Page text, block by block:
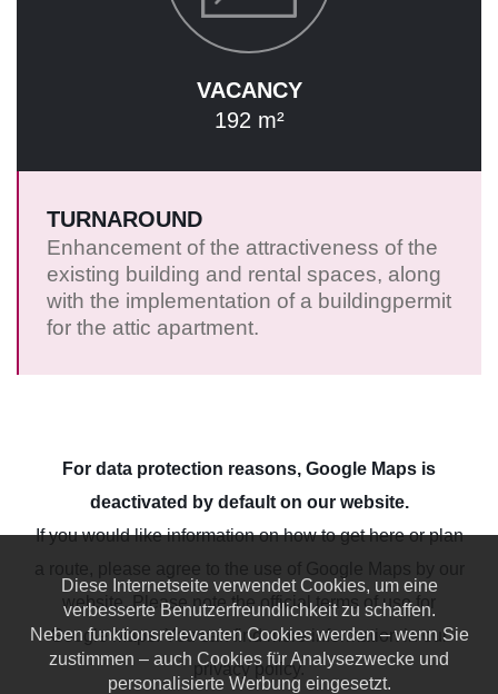
VACANCY
192 m²
TURNAROUND
Enhancement of the attractiveness of the
existing building and rental spaces, along
with the implementation of a buildingpermit
for the attic apartment.
For data protection reasons, Google Maps is
deactivated by default on our website.
If you would like information on how to get here or plan
website. Please note the official terms of use for
Google Maps. You can find more information in our
privacy policy.
Diese Internetseite verwendet Cookies, um eine
verbesserte Benutzerfreundlichkeit zu schaffen.
Neben funktionsrelevanten Cookies werden – wenn Sie
zustimmen – auch Cookies für Analysezwecke und
personalisierte Werbung eingesetzt.